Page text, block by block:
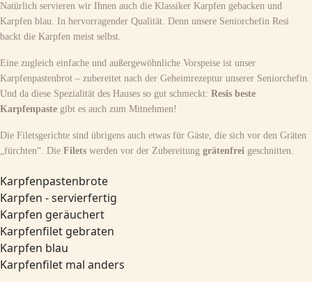
Natürlich servieren wir Ihnen auch die Klassiker Karpfen gebacken und
Karpfen blau. In hervorragender Qualität. Denn unsere Seniorchefin Resi
backt die Karpfen meist selbst.
Eine zugleich einfache und außergewöhnliche Vorspeise ist unser
Karpfenpastenbrot – zubereitet nach der Geheimrezeptur unserer Seniorchefin.
Und da diese Spezialität des Hauses so gut schmeckt: Resis beste
Karpfenpaste gibt es auch zum Mitnehmen!
Die Filetsgerichte sind übrigens auch etwas für Gäste, die sich vor den Gräten
„fürchten“. Die Filets werden vor der Zubereitung grätenfrei geschnitten.
Karpfenpastenbrote
Karpfen - servierfertig
Karpfen geräuchert
Karpfenfilet gebraten
Karpfen blau
Karpfenfilet mal anders